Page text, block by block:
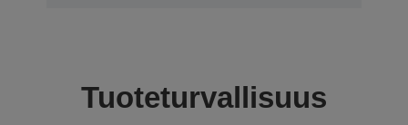
Tuoteturvallisuus